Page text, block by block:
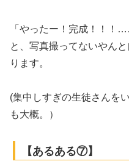
「やったー！完成！！！
と、写真撮ってないやん
ります。
(集中しすぎの生徒さんを
も大概。）
【あるある⑦】